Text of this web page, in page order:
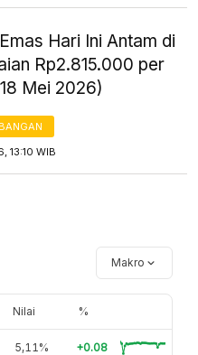
Hari Ini Antam di
Rp2.815.000 per
Mei 2026)
13:10 WIB
Makro
Nilai %
5,11% +0.08